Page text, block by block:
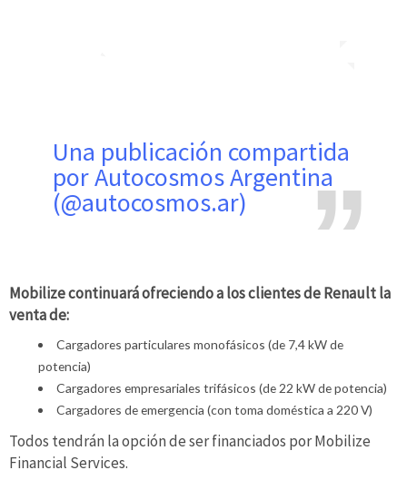
Una publicación compartida
por Autocosmos Argentina
(@autocosmos.ar)
Mobilize continuará ofreciendo a los clientes de Renault la
venta de:
Cargadores particulares monofásicos (de 7,4 kW de
potencia)
Cargadores empresariales trifásicos (de 22 kW de potencia)
Cargadores de emergencia (con toma doméstica a 220 V)
Todos tendrán la opción de ser financiados por Mobilize
Financial Services.